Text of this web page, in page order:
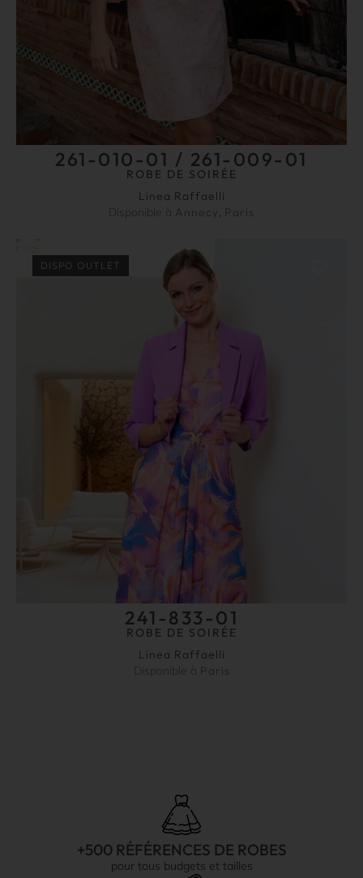
261-010-01 / 261-009-01
ROBE DE SOIRÉE
Linea Raffaelli
Disponible à Annecy, Paris
DISPO OUTLET
241-833-01
ROBE DE SOIRÉE
Linea Raffaelli
Disponible à Paris
+500 RÉFÉRENCES DE ROBES
pour tous budgets et tailles